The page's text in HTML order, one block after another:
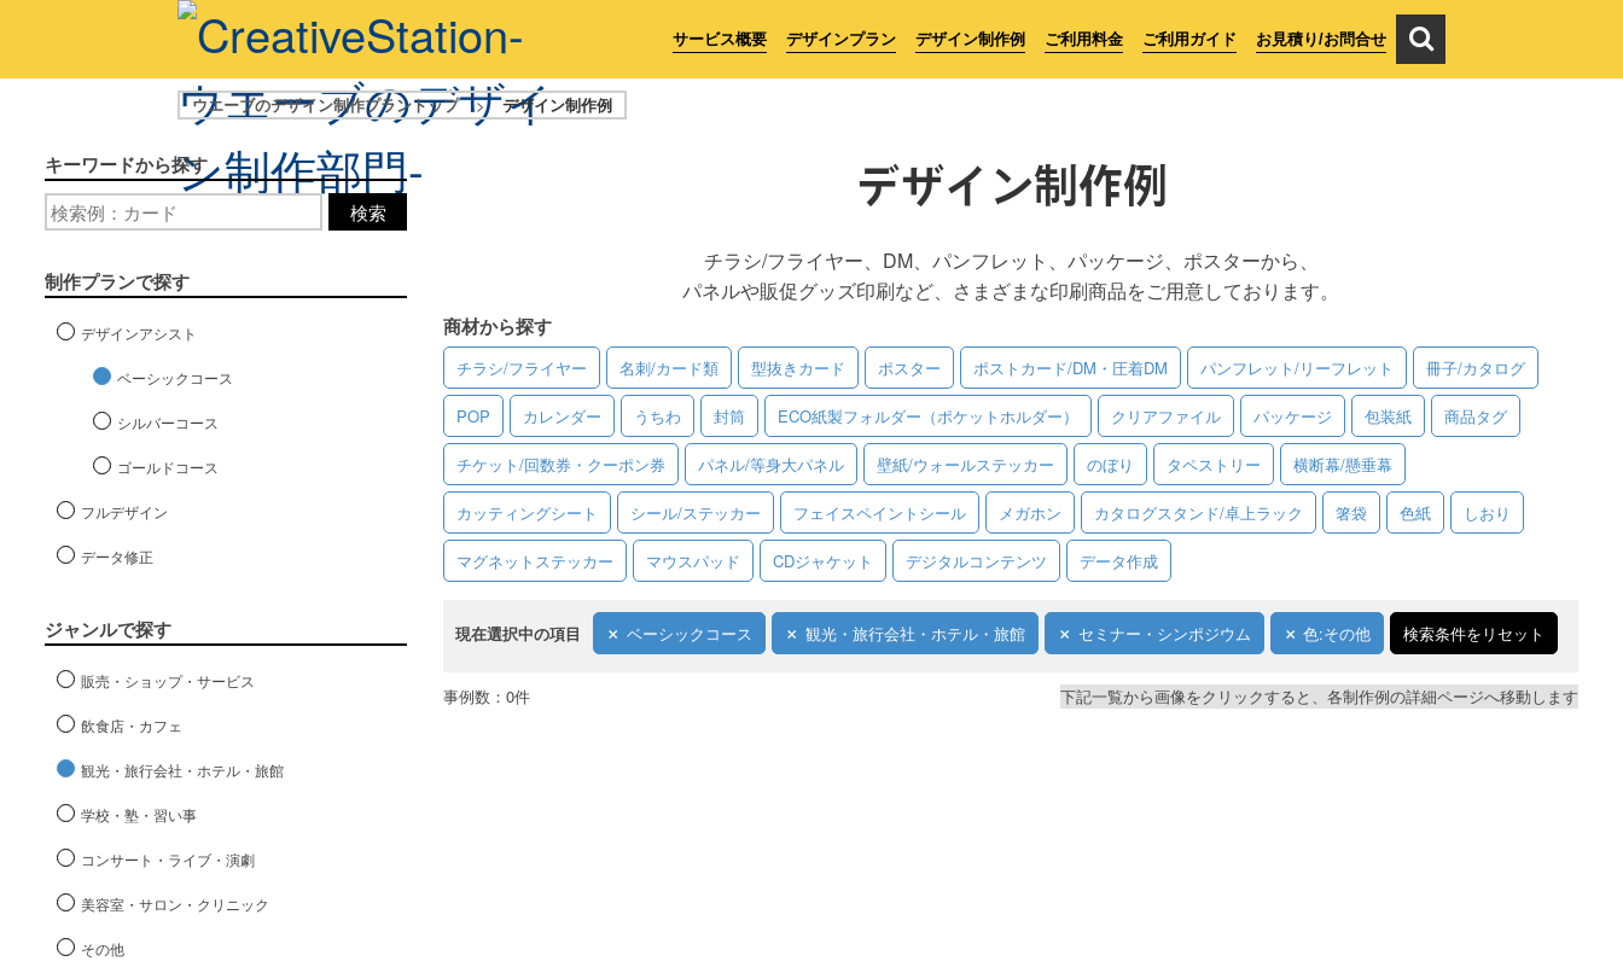
サービス概要 デザインプラン デザイン制作例 ご利用料金 ご利用ガイド お見積り/お問合せ
ウエーブのデザイン制作プラントップ > デザイン制作例
デザイン制作例
チラシ/フライヤー、DM、パンフレット、パッケージ、ポスターから、
パネルや販促グッズ印刷など、さまざまな印刷商品をご用意しております。
商材から探す
チラシ/フライヤー 名刺/カード類 型抜きカード ポスター ポストカード/DM・圧着DM パンフレット/リーフレット 冊子/カタログ
POP カレンダー うちわ 封筒 ECO紙製フォルダー（ポケットホルダー） クリアファイル パッケージ 包装紙 商品タグ
チケット/回数券・クーポン券 パネル/等身大パネル 壁紙/ウォールステッカー のぼり タペストリー 横断幕/懸垂幕
カッティングシート シール/ステッカー フェイスペイントシール メガホン カタログスタンド/卓上ラック 箸袋 色紙 しおり
マグネットステッカー マウスパッド CDジャケット デジタルコンテンツ データ作成
現在選択中の項目 ベーシックコース 観光・旅行会社・ホテル・旅館 セミナー・シンポジウム 色:その他 検索条件をリセット
キーワードから探す
検索
制作プランで探す
デザインアシスト
ベーシックコース
シルバーコース
ゴールドコース
フルデザイン
データ修正
ジャンルで探す
販売・ショップ・サービス
飲食店・カフェ
観光・旅行会社・ホテル・旅館
学校・塾・習い事
コンサート・ライブ・演劇
美容室・サロン・クリニック
その他
事例数：0件 下記一覧から画像をクリックすると、各制作例の詳細ページへ移動します